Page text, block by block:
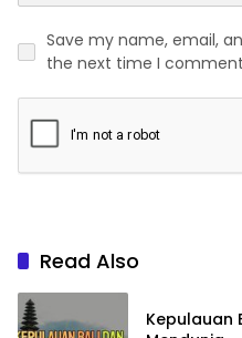
Save my name, email,
the next time I
Read Also
Kepulauan